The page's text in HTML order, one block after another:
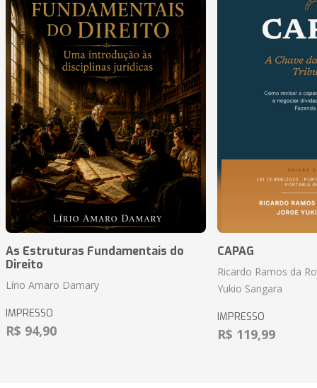
As Estruturas Fundamentais do
Direito
Lírio Amaro Damary
IMPRESSO
R$ 94,90
CAPAG
Ricardo Ramos da
Yukio Sangara
IMPRESSO
R$ 119,99